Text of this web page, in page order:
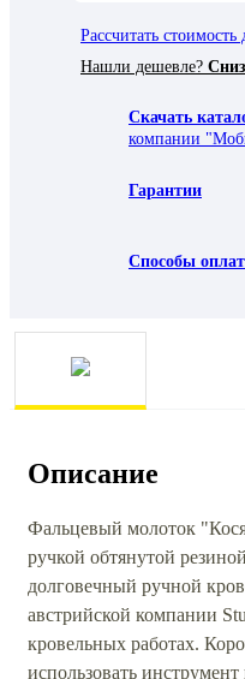
Рассчитать стоимость
Нашли дешевле?
Скачать
компании
Гарантии
Способы
Описание
Фальцевый молоток
ручкой обтянутой
долговечный ручной
австрийской компании
кровельных работах.
использовать